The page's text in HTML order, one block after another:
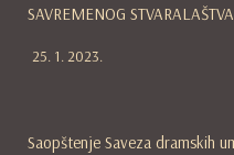
SAVREMENOG
25. 1. 2023.
Saopštenje Saveza dramskih